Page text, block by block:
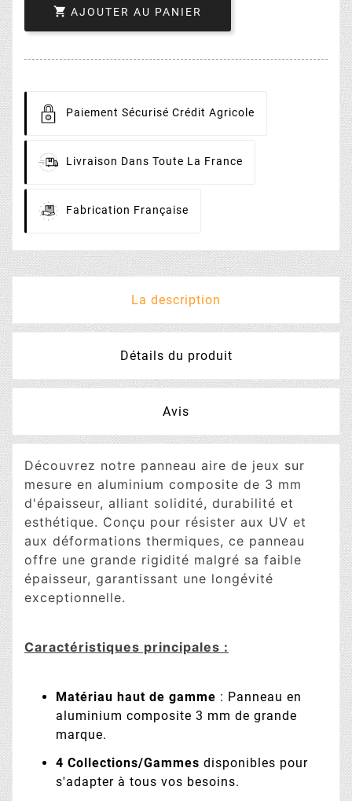
 AJOUTER AU PANIER
Paiement Sécurisé Crédit Agricole
Livraison Dans Toute La France
Fabrication Française
La description
Détails du produit
Avis
Découvrez notre panneau aire de jeux sur
mesure en aluminium composite de 3 mm
d'épaisseur, alliant solidité, durabilité et
esthétique. Conçu pour résister aux UV et
aux déformations thermiques, ce panneau
offre une grande rigidité malgré sa faible
épaisseur, garantissant une longévité
exceptionnelle.
Caractéristiques principales :
Matériau haut de gamme : Panneau en
aluminium composite 3 mm de grande
marque.
4 Collections/Gammes disponibles pour
s'adapter à tous vos besoins.